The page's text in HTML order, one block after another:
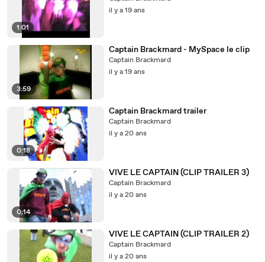
1:01
il y a 19 ans
3:59
Captain Brackmard - MySpace le clip
Captain Brackmard
il y a 19 ans
0:18
Captain Brackmard trailer
Captain Brackmard
il y a 20 ans
0:14
VIVE LE CAPTAIN (CLIP TRAILER 3)
Captain Brackmard
il y a 20 ans
VIVE LE CAPTAIN (CLIP TRAILER 2)
Captain Brackmard
il y a 20 ans